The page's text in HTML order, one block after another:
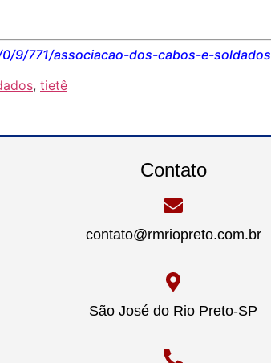
9/771/associacao-dos-cabos-e-soldados
, tietê
Contato
contato@rmriopreto.com.br
São José do Rio Preto-SP